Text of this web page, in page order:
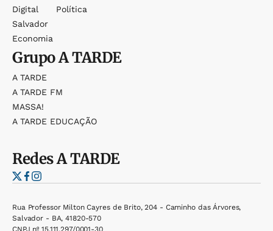
Digital
Salvador
Economia
Política
GrupoA TARDE
A TARDE
A TARDE FM
MASSA!
A TARDE EDUCAÇÃO
RedesA TARDE
Rua Professor Milton Cayres de Brito, 204 - Caminho das Árvores,
Salvador - BA, 41820-570
CNPJ nº 15.111.297/0001-30